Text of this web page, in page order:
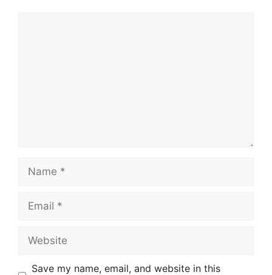
Save my name, email, and website in this